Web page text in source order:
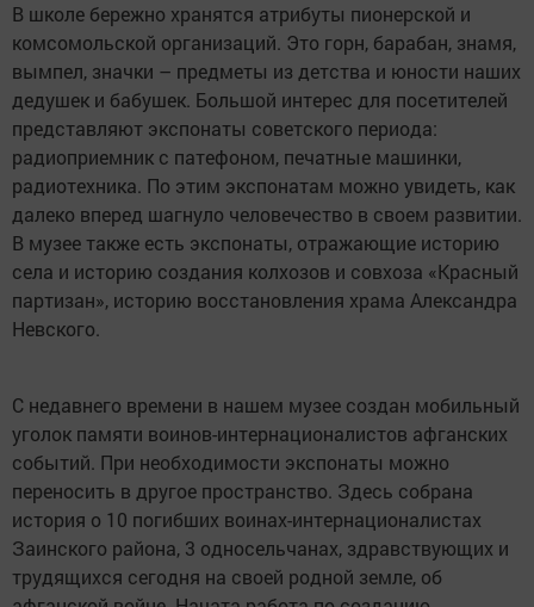
В школе бережно хранятся атрибуты пионерской и
комсомольской организаций. Это горн, барабан, знамя,
вымпел, значки – предметы из детства и юности наших
дедушек и бабушек. Большой интерес для посетителей
представляют экспонаты советского периода:
радиоприемник с патефоном, печатные машинки,
радиотехника. По этим экспонатам можно увидеть, как
далеко вперед шагнуло человечество в своем развитии.
В музее также есть экспонаты, отражающие историю
села и историю создания колхозов и совхоза «Красный
партизан», историю восстановления храма Александра
Невского.
С недавнего времени в нашем музее создан мобильный
уголок памяти воинов-интернационалистов афганских
событий. При необходимости экспонаты можно
переносить в другое пространство. Здесь собрана
история о 10 погибших воинах-интернационалистах
Заинского района, 3 односельчанах, здравствующих и
трудящихся сегодня на своей родной земле, об